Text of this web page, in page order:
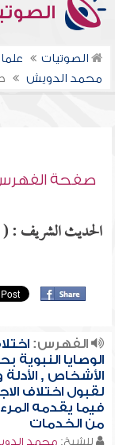
الصوتيات
محمد الدويش
صفحة
الحديث الشريف : (
الفهرس:
الوصايا النبوية
الأشخاص , الأدلة
لقبول اختلاف
فيما يقدمه
من الخدمات
للشيخ: محمد